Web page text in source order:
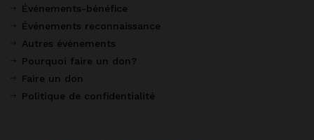
Événements-bénéfice
Événements reconnaissance
Autres événements
Pourquoi faire un don?
Faire un don
Politique de confidentialité